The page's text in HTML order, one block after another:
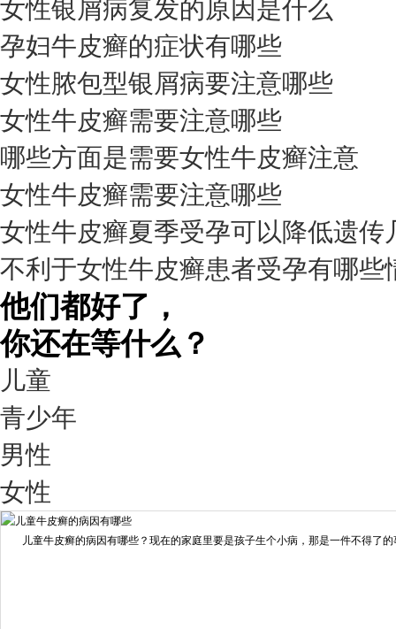
我要咨询我要预约
擅长： 杨成平 互联网门诊主任【医生简介】 毕业于长江...[详情]
预约量
6821
疗效满意
98%
我要咨询
擅长： 王艳琼 门诊主任 专家介绍：毕业于川北医学院...
预约量
女性银屑病复发的原因是什么
孕妇牛皮癣的症状有哪些
女性脓包型银屑病要注意哪些
女性牛皮癣需要注意哪些
哪些方面是需要女性牛皮癣注意
女性牛皮癣需要注意哪些
女性牛皮癣夏季受孕可以降低遗传
不利于女性牛皮癣患者受孕有哪些
他们都好了，
你还在等什么？
儿童
青少年
男性
女性
儿童牛皮癣的病因有哪些？现在的家庭里要是孩子生个小病，那是一件不得了的